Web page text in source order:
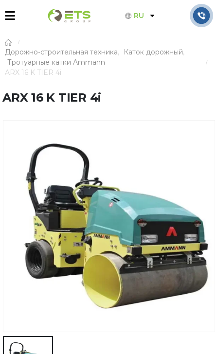
RU
Дорожно-строительная техника, Каток дорожный,
Тротуарные катки Ammann
ARX 16 K TIER 4i
ARX 16 K TIER 4i